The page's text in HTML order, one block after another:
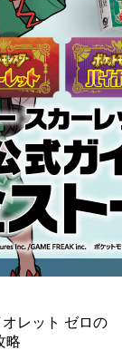
レット ゼロの
略